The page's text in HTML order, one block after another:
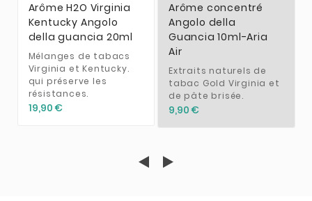
Arôme H2O Virginia
Kentucky Angolo
della guancia 20ml
Mélanges de tabacs
Virginia et Kentucky.
qui préserve les
résistances.
19,90 €
Arôme concentré
Angolo della
Guancia 10ml-Aria
Air
Extraits naturels de
tabac Gold Virginia et
de pâte brisée.
9,90 €